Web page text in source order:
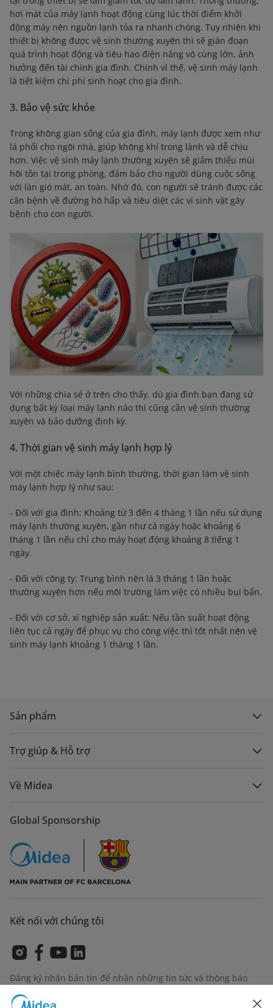
hơi mát của máy lạnh hoạt động cùng lúc thời điểm khởi
động máy nên nguồn lạnh tỏa ra nhanh chóng. Tuy nhiên khi
thiết bị không được vệ sinh thường xuyên thì sẽ gián đoạn
quá trình hoạt động và tiêu hao điện năng vô cùng lớn, ảnh
hưởng đến tài chính gia đình. Chính vì thế, vệ sinh máy lạnh
là tiết kiệm chi phí sinh hoạt cho gia đình.
3. Bảo vệ sức khỏe
Trong không gian sống của gia đình, máy lạnh được xem như
lá phổi cho ngôi nhà, giúp không khí trong lành và dễ chịu
hơn. Việc vệ sinh máy lạnh thường xuyên sẽ giảm thiểu mùi
hôi tồn tại trong phòng, đảm bảo cho người dùng cuộc sống
với làn gió mát, an toàn. Nhờ đó, con người sẽ tránh được các
căn bệnh về đường hô hấp và tiêu diệt các vi sinh vật gây
bệnh cho con người.
Với những chia sẻ ở trên cho thấy, dù gia đình bạn đang sử
dụng bất kỳ loại máy lạnh nào thì cũng cần vệ sinh thường
xuyên và bảo dưỡng định kỳ.
4. Thời gian vệ sinh máy lạnh hợp lý
Với một chiếc máy lạnh bình thường, thời gian làm vệ sinh
máy lạnh hợp lý như sau:
- Đối với gia đình: Khoảng từ 3 đến 4 tháng 1 lần nếu sử dụng
máy lạnh thường xuyên, gần như cả ngày hoặc khoảng 6
tháng 1 lần nếu chỉ cho máy hoạt động khoảng 8 tiếng 1
ngày.
- Đối với công ty: Trung bình nên là 3 tháng 1 lần hoặc
thường xuyên hơn nếu môi trường làm việc có nhiều bụi bẩn.
- Đối với cơ sở, xí nghiệp sản xuất: Nếu tần suất hoạt động
liên tục cả ngày để phục vụ cho công việc thì tốt nhất nên vệ
sinh máy lạnh khoảng 1 tháng 1 lần.
Sản phẩm
Trợ giúp & Hỗ trợ
Về Midea
Global Sponsorship
Kết nối với chúng tôi
Đăng ký nhận bản tin để nhận những tin tức và thông báo
sản phẩm mới nhất